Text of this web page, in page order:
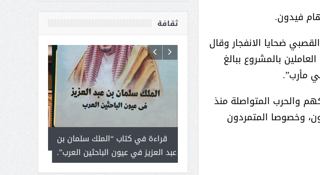
فيدون.
ضحايا الانفجار وقال
بالمشروع ببالغ
مأرب”.
والحرب المتواصلة منذ
وخصوصا المتمردون
ثقافة
قراءة في كتاب “الملك سلمان بن
عبد العزيز في عيون الباحثين العرب”.
أ.د. فهد المغلوث ) .. رجل لايعرف
المستحيل ويعشق التحديات